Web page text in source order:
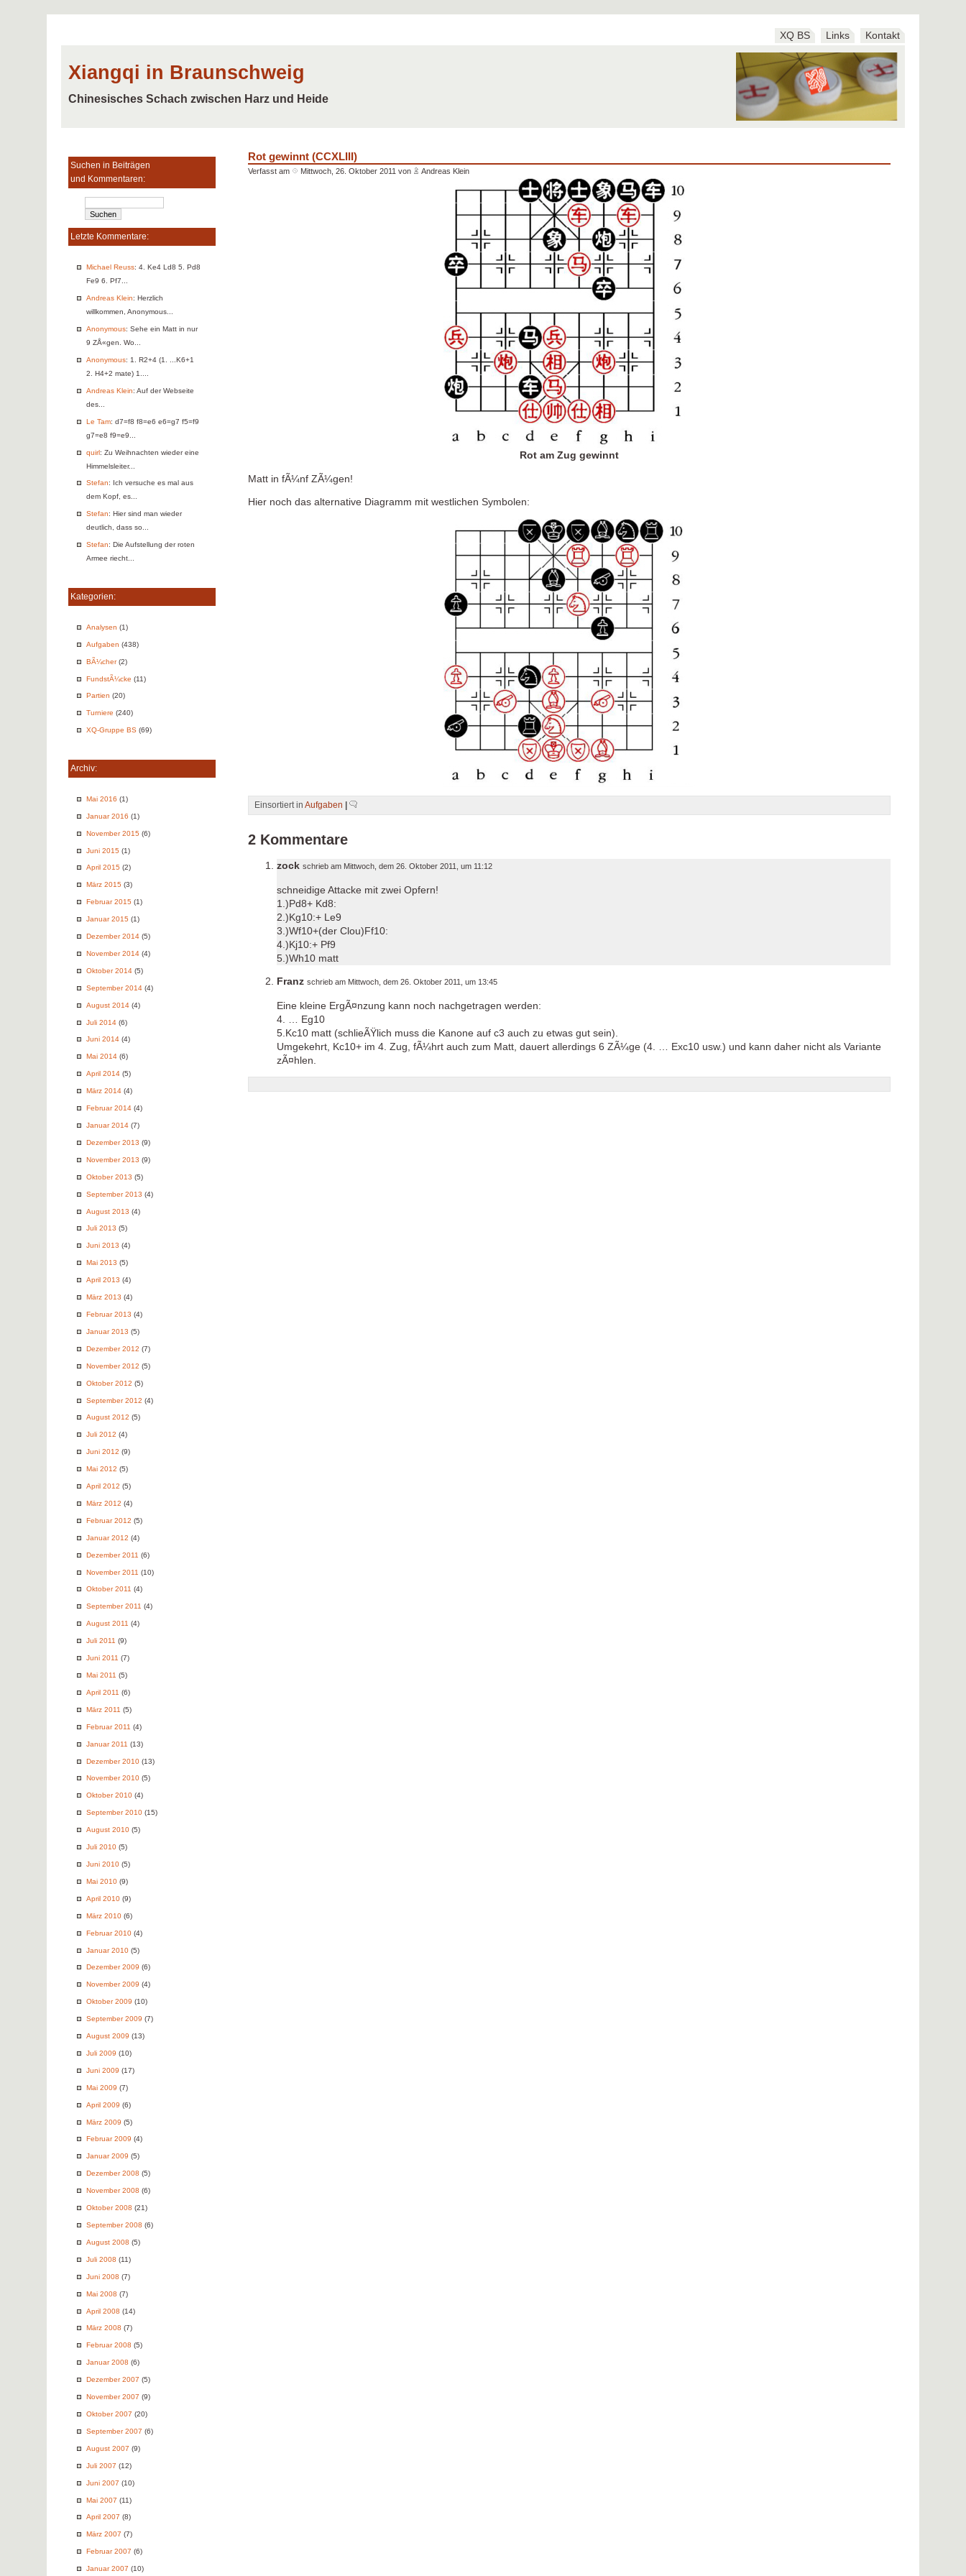
XQ BS Links Kontakt
Xiangqi in Braunschweig
Chinesisches Schach zwischen Harz und Heide
Suchen in Beiträgen
und Kommentaren:
Letzte Kommentare:
Michael Reuss: 4. Ke4 Ld8 5. Pd8
Fe9 6. Pf7...
Andreas Klein: Herzlich
willkommen, Anonymous...
Anonymous: Sehe ein Matt in nur
9 ZÅ«gen. Wo...
Anonymous: 1. R2+4 (1. ...K6+1
2. H4+2 mate) 1....
Andreas Klein: Auf der Webseite
des...
Le Tam: d7=f8 f8=e6 e6=g7 f5=f9
g7=e8 f9=e9...
quirl: Zu Weihnachten wieder eine
Himmelsleiter...
Stefan: Ich versuche es mal aus
dem Kopf, es...
Stefan: Hier sind man wieder
deutlich, dass so...
Stefan: Die Aufstellung der roten
Armee riecht...
Kategorien:
Analysen (1)
Aufgaben (438)
BÃ¼cher(2)
FundstÃ¼cke (11)
Partien (20)
Turniere (240)
XQ-Gruppe BS (69)
Archiv:
Mai 2016 (1)
Januar 2016 (1)
November 2015 (6)
Juni 2015 (1)
April 2015 (2)
März 2015 (3)
Februar 2015 (1)
Januar 2015 (1)
Dezember 2014 (5)
November 2014 (4)
Oktober 2014 (5)
September 2014 (4)
August 2014 (4)
Juli 2014 (6)
Juni 2014 (4)
Mai 2014 (6)
April 2014 (5)
März 2014 (4)
Februar 2014 (4)
Januar 2014 (7)
Dezember 2013 (9)
November 2013 (9)
Oktober 2013 (5)
September 2013 (4)
August 2013 (4)
Juli 2013 (5)
Juni 2013 (4)
Mai 2013 (5)
April 2013 (4)
März 2013 (4)
Februar 2013 (4)
Januar 2013 (5)
Dezember 2012 (7)
November 2012 (5)
Oktober 2012 (5)
September 2012 (4)
August 2012 (5)
Juli 2012 (4)
Juni 2012 (9)
Mai 2012 (5)
April 2012 (5)
März 2012 (4)
Februar 2012 (5)
Januar 2012 (4)
Dezember 2011 (6)
November 2011 (10)
Oktober 2011 (4)
September 2011 (4)
August 2011 (4)
Juli 2011 (9)
Juni 2011 (7)
Mai 2011 (5)
April 2011 (6)
März 2011 (5)
Februar 2011 (4)
Januar 2011 (13)
Dezember 2010 (13)
November 2010 (5)
Oktober 2010 (4)
September 2010 (15)
August 2010 (5)
Juli 2010 (5)
Juni 2010 (5)
Mai 2010 (9)
April 2010 (9)
März 2010 (6)
Februar 2010 (4)
Januar 2010 (5)
Dezember 2009 (6)
November 2009 (4)
Oktober 2009 (10)
September 2009 (7)
August 2009 (13)
Juli 2009 (10)
Juni 2009 (17)
Mai 2009 (7)
April 2009 (6)
März 2009 (5)
Februar 2009 (4)
Januar 2009 (5)
Dezember 2008 (5)
November 2008 (6)
Oktober 2008 (21)
September 2008 (6)
August 2008 (5)
Juli 2008 (11)
Juni 2008 (7)
Mai 2008 (7)
April 2008 (14)
März 2008 (7)
Februar 2008 (5)
Januar 2008 (6)
Dezember 2007 (5)
November 2007 (9)
Oktober 2007 (20)
September 2007 (6)
August 2007 (9)
Juli 2007 (12)
Juni 2007 (10)
Mai 2007 (11)
April 2007 (8)
März 2007 (7)
Februar 2007 (6)
Januar 2007 (10)
Rot gewinnt (CCXLIII)
Verfasst am Mittwoch, 26. Oktober 2011 von Andreas Klein
Rot am Zug gewinnt
Matt in fÃ¼nf ZÃ¼gen!
Hier noch das alternative Diagramm mit westlichen Symbolen:
Einsortiert inAufgaben
2 Kommentare
zock schrieb am Mittwoch, dem 26. Oktober 2011, um 11:12
schneidige Attacke mit zwei Opfern!
1.)Pd8+ Kd8:
2.)Kg10:+ Le9
3.)Wf10+(der Clou)Ff10:
4.)Kj10:+ Pf9
5.)Wh10 matt
Franz schrieb am Mittwoch, dem 26. Oktober 2011, um 13:45
Eine kleine ErgÃ¤nzung kann noch nachgetragen werden:
4. … Eg10
5.Kc10 matt (schlieÃŸlich muss die Kanone auf c3 auch zu etwas gut sein).
Umgekehrt, Kc10+ im 4. Zug, fÃ¼hrt auch zum Matt, dauert allerdings 6 ZÃ¼ge (4. … Exc10 usw.) und kann daher nicht als Variante
zÃ¤hlen.